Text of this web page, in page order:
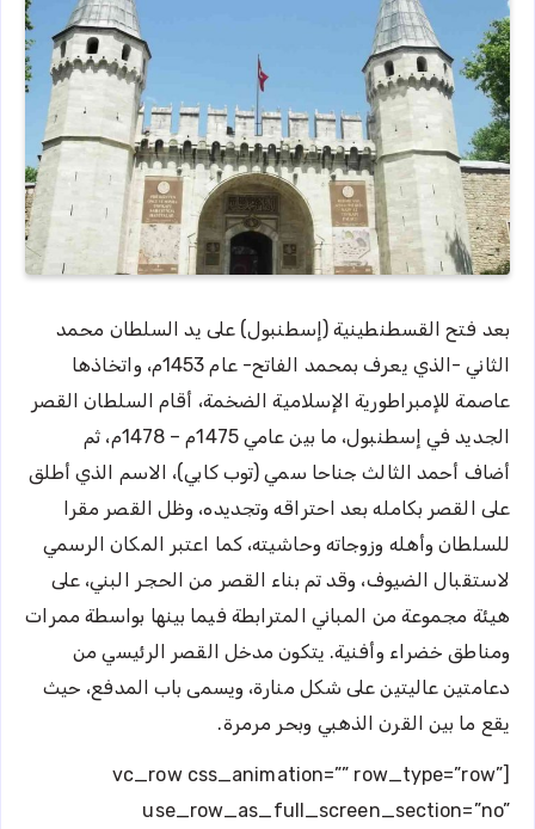
بعد فتح القسطنطينية (إسطنبول) على يد السلطان محمد
الثاني -الذي يعرف بمحمد الفاتح- عام 1453م، واتخاذها
عاصمة للإمبراطورية الإسلامية الضخمة، أقام السلطان القصر
الجديد في إسطنبول، ما بين عامي 1475م – 1478م، ثم
أضاف أحمد الثالث جناحا سمي (توب كابي)، الاسم الذي أطلق
على القصر بكامله بعد احتراقه وتجديده، وظل القصر مقرا
للسلطان وأهله وزوجاته وحاشيته، كما اعتبر المكان الرسمي
لاستقبال الضيوف، وقد تم بناء القصر من الحجر البني، على
هيئة مجموعة من المباني المترابطة فيما بينها بواسطة ممرات
ومناطق خضراء وأفنية. يتكون مدخل القصر الرئيسي من
دعامتين عاليتين على شكل منارة، ويسمى باب المدفع، حيث
يقع ما بين القرن الذهبي وبحر مرمرة.
[vc_row css_animation=”” row_type=”row”
use_row_as_full_screen_section=”no”